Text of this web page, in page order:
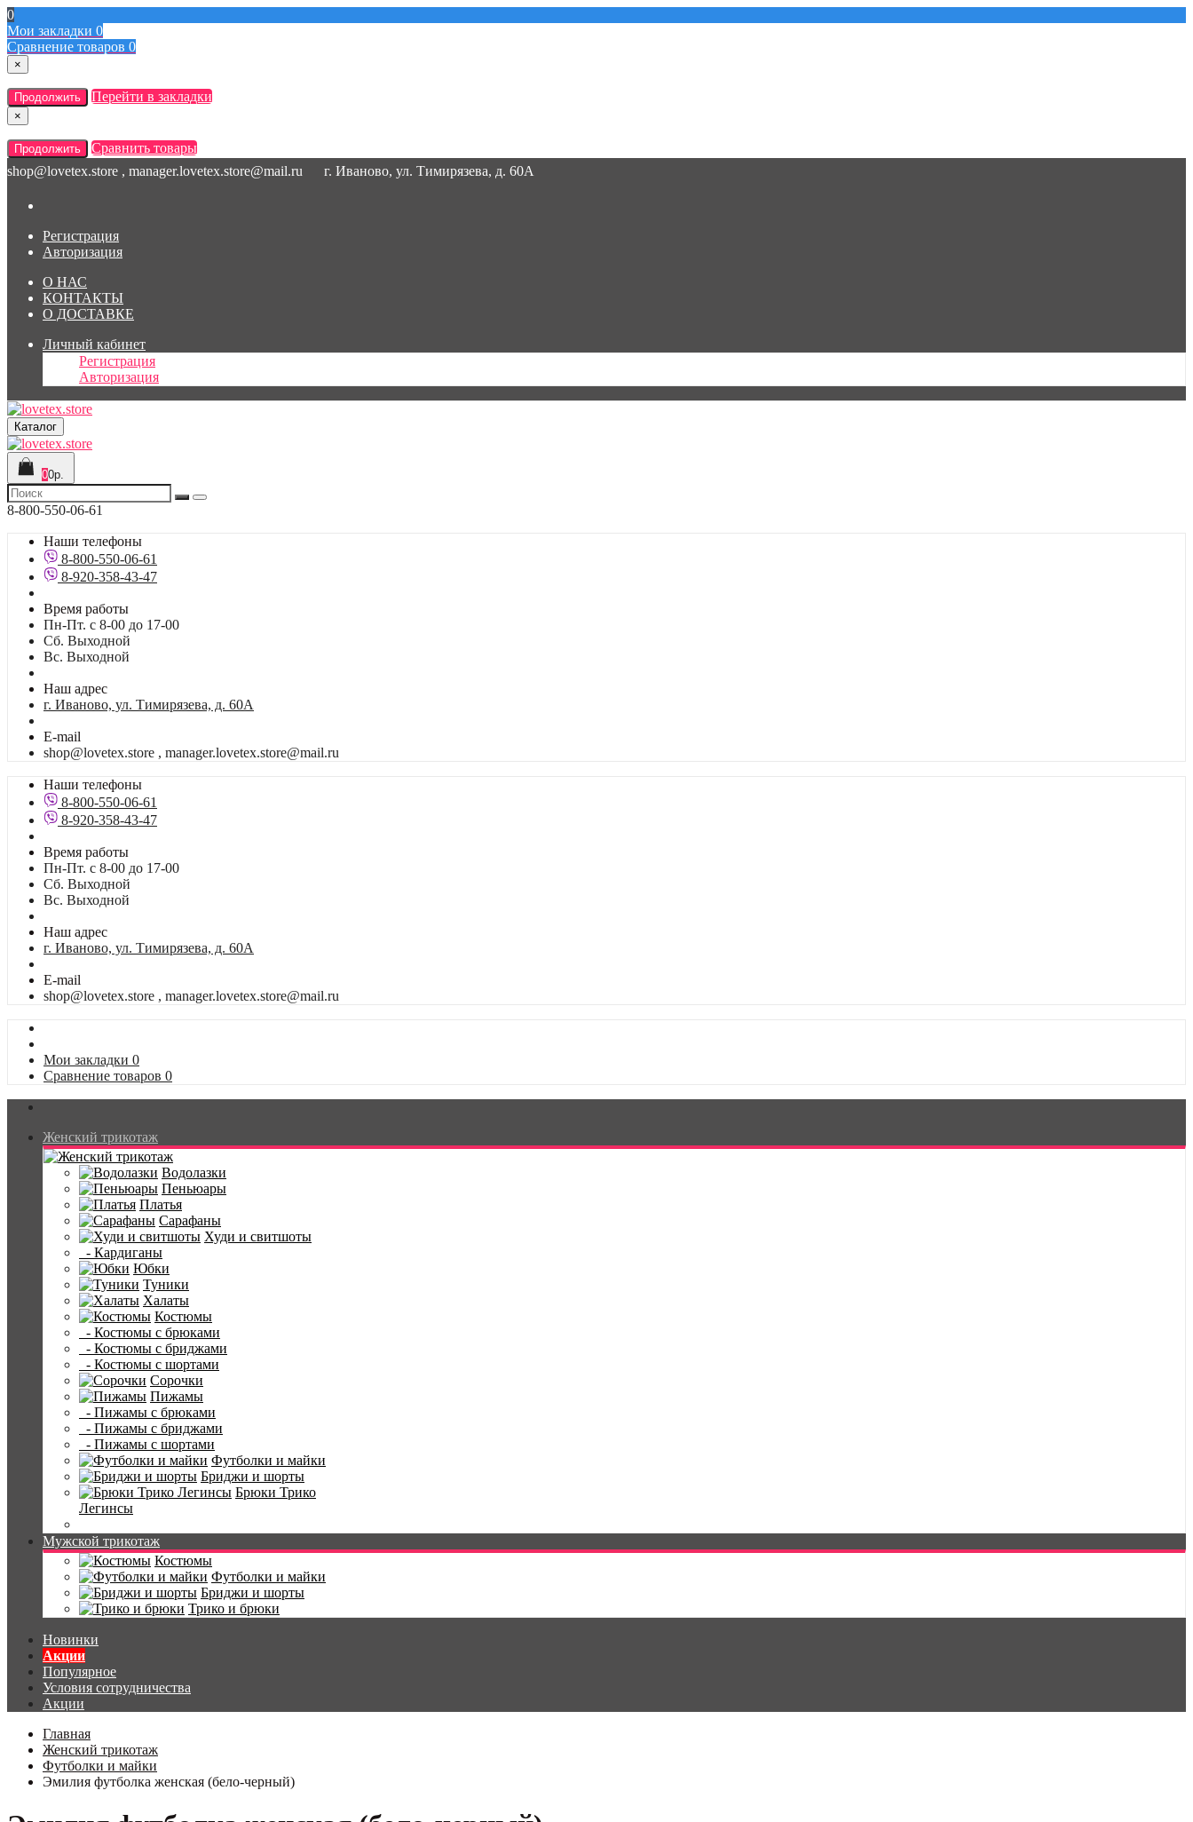
0
Мои закладки 0
Сравнение товаров 0
×
Продолжить Перейти в закладки
×
Продолжить
Сравнить товары
shop@lovetex.store , manager.lovetex.store@mail.ru
г. Иваново, ул. Тимирязева, д. 60А
Регистрация
Авторизация
О НАС
КОНТАКТЫ
О ДОСТАВКЕ
Личный кабинет
Регистрация
Авторизация
Каталог
00р.
8-800-550-06-61
Наши телефоны
8-800-550-06-61
8-920-358-43-47
Время работы
Пн-Пт. с 8-00 до 17-00
Сб. Выходной
Вс. Выходной
Наш адрес
г. Иваново, ул. Тимирязева, д. 60А
E-mail
shop@lovetex.store , manager.lovetex.store@mail.ru
Наши телефоны
8-800-550-06-61
8-920-358-43-47
Время работы
Пн-Пт. с 8-00 до 17-00
Сб. Выходной
Вс. Выходной
Наш адрес
г. Иваново, ул. Тимирязева, д. 60А
E-mail
shop@lovetex.store , manager.lovetex.store@mail.ru
Мои закладки 0
Сравнение товаров 0
Женский трикотаж
Водолазки
Пеньюары
Платья
Сарафаны
Худи и свитшоты
- Кардиганы
Юбки
Туники
Халаты
Костюмы
- Костюмы с брюками
- Костюмы с бриджами
- Костюмы с шортами
Сорочки
Пижамы
- Пижамы с брюками
- Пижамы с бриджами
- Пижамы с шортами
Футболки и майки
Бриджи и шорты
Брюки Трико
Легинсы
Мужской трикотаж
Костюмы
Футболки и майки
Бриджи и шорты
Трико и брюки
Новинки
Акции
Популярное
Условия сотрудничества
Акции
Главная
Женский трикотаж
Футболки и майки
Эмилия футболка женская (бело-черный)